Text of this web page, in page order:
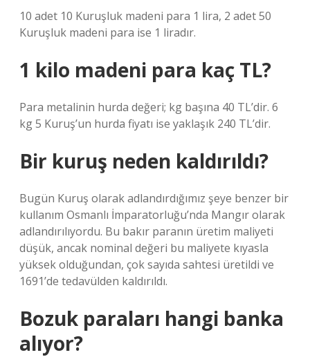
10 adet 10 Kuruşluk madeni para 1 lira, 2 adet 50
Kuruşluk madeni para ise 1 liradır.
1 kilo madeni para kaç TL?
Para metalinin hurda değeri; kg başına 40 TL’dir. 6
kg 5 Kuruş’un hurda fiyatı ise yaklaşık 240 TL’dir.
Bir kuruş neden kaldırıldı?
Bugün Kuruş olarak adlandırdığımız şeye benzer bir
kullanım Osmanlı İmparatorluğu’nda Mangır olarak
adlandırılıyordu. Bu bakır paranın üretim maliyeti
düşük, ancak nominal değeri bu maliyete kıyasla
yüksek olduğundan, çok sayıda sahtesi üretildi ve
1691’de tedavülden kaldırıldı.
Bozuk paraları hangi banka
alıyor?